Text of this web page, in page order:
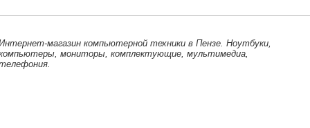
магазин компьютерной техники в Пензе. Ноутбуки,
мониторы, комплектующие, мультимедиа,